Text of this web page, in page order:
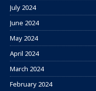
July 2024
June 2024
May 2024
April 2024
March 2024
February 2024